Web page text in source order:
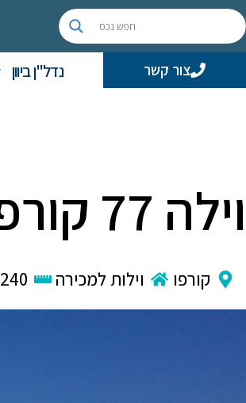
צור קשר נדל"ן ביוון
וילה 77 קורפו
קורפו וילות למכירה 240